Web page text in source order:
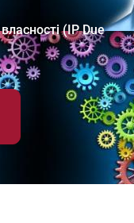
(IP Due